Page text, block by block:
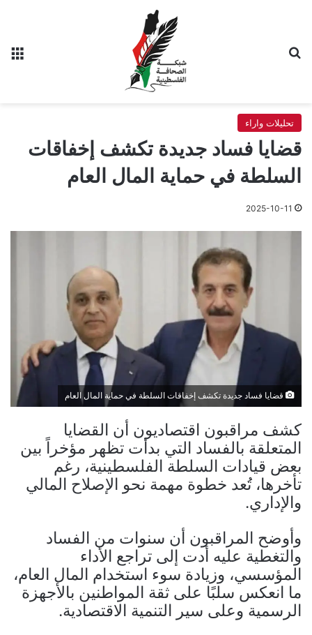
تحليلات واراء
قضايا فساد جديدة تكشف إخفاقات
السلطة في حماية المال العام
2025-10-11
قضايا فساد جديدة تكشف إخفاقات السلطة في حماية المال العام
كشف مراقبون اقتصاديون أن القضايا
المتعلقة بالفساد التي بدأت تظهر مؤخراً بين
بعض قيادات السلطة الفلسطينية، رغم
تأخرها، تُعد خطوة مهمة نحو الإصلاح المالي
والإداري.
وأوضح المراقبون أن سنوات من الفساد
والتغطية عليه أدت إلى تراجع الأداء
المؤسسي، وزيادة سوء استخدام المال العام،
ما انعكس سلبًا على ثقة المواطنين بالأجهزة
الرسمية وعلى سير التنمية الاقتصادية.